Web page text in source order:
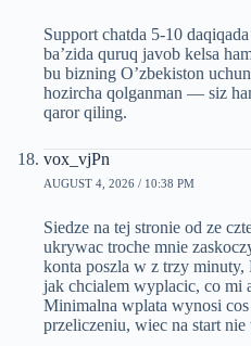
Support chatda 5-10
ba’zida quruq javob kelsa
bu bizning O’zbekiston
hozircha qolganman — siz
qaror qiling.
vox_vjPn
AUGUST 4, 2026 / 10:38 PM
Siedze na tej stronie od ze
ukrywac troche mnie
konta poszla w z trzy
jak chcialem wyplacic, co mi
Minimalna wplata wynosi
przeliczeniu, wiec na start nie